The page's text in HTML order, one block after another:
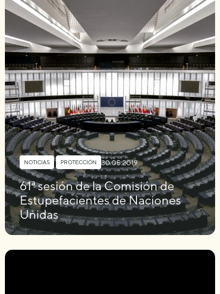
NOTICIAS , PROTECCIÓN 30.05.2019
61ª sesión de la Comisión de
Estupefacientes de Naciones
Unidas